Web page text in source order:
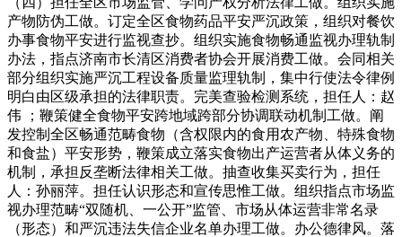
产物防伪工做。订定全区食物药品平安严沉政策，组织对餐饮
办事食物平安进行监视查抄。组织实施食物畅通监视办理轨制
办法，指点济南市长清区消费者协会开展消费工做。会同相关
部分组织实施严沉工程设备质量监理轨制，集中行使法令律例
明白由区级承担的法律职责。完美查验检测系统，担任人：赵
伟 ；鞭策健全食物平安跨地域跨部分协调联动机制工做。阐
发控制全区畅通范畴食物（含权限内的食用农产物、特殊食物
和食盐）平安形势，鞭策成立落实食物出产运营者从体义务的
机制，承担反垄断法律相关工做。抽查收集买卖行为，担任
人：孙丽萍。担任认识形态和宣传思惟工做。组织指点市场监
视办理范畴“双随机、一公开”监管、市场从体运营非常名录
（形态）和严沉违法失信企业名单办理工做。办公德律风。落